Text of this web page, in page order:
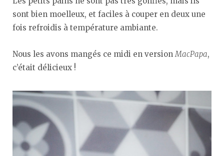
sont bien moelleux, et faciles à couper en deux une
fois refroidis à température ambiante.
Nous les avons mangés ce midi en version MacPapa,
c’était délicieux !